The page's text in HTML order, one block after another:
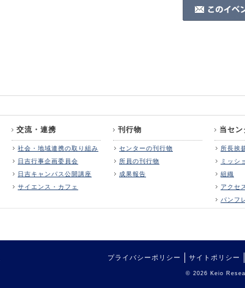
交流・連携
社会・地域連携の取り組み
日吉行事企画委員会
日吉キャンパス公開講座
サイエンス・カフェ
刊行物
センターの刊行物
所員の刊行物
成果報告
当セ
所長挨
ミッシ
組織
アクセ
パンフ
プライバシーポリシー サイトポリシー
© 2026 Keio